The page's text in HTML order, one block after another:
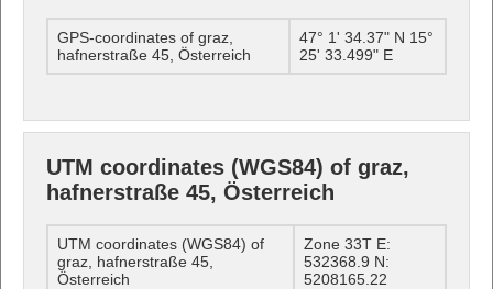
GPS-coordinates of graz,
hafnerstraße 45, Österreich
47° 1' 34.37" N 15°
25' 33.499" E
UTM coordinates (WGS84) of graz,
hafnerstraße 45, Österreich
UTM coordinates (WGS84) of
graz, hafnerstraße 45,
Österreich
Zone 33T E:
532368.9 N:
5208165.22